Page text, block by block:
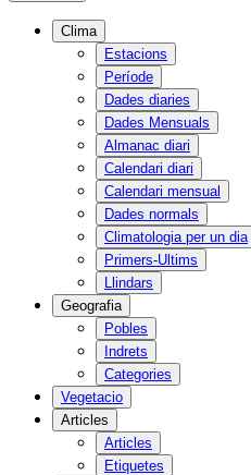
Clima
Estacions
Període
Dades diaries
Dades Mensuals
Almanac diari
Calendari diari
Calendari mensual
Dades normals
Climatologia per un dia
Primers-Ultims
Llindars
Geografia
Pobles
Indrets
Categories
Vegetacio
Articles
Articles
Etiquetes